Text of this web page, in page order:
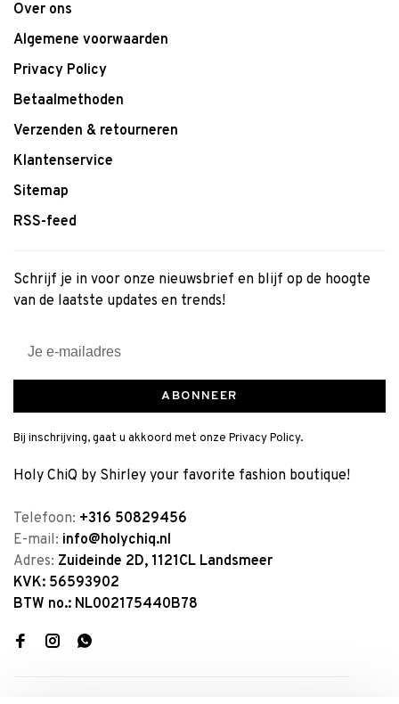
Over ons
Algemene voorwaarden
Privacy Policy
Betaalmethoden
Verzenden & retourneren
Klantenservice
Sitemap
RSS-feed
Schrijf je in voor onze nieuwsbrief en blijf op de hoogte
van de laatste updates en trends!
ABONNEER
Bij inschrijving, gaat u akkoord met onze Privacy Policy.
Holy ChiQ by Shirley your favorite fashion boutique!
Telefoon: +316 50829456
E-mail: info@holychiq.nl
Adres: Zuideinde 2D, 1121CL Landsmeer
KVK: 56593902
BTW no.: NL002175440B78